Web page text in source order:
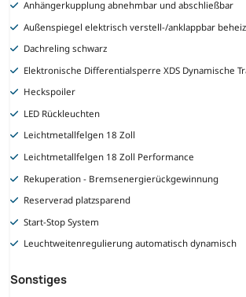
Anhängerkupplung abnehmbar und abschließbar
Außenspiegel elektrisch verstell-/anklappbar
Dachreling schwarz
Elektronische Differentialsperre XDS Dynamische
Heckspoiler
LED Rückleuchten
Leichtmetallfelgen 18 Zoll
Leichtmetallfelgen 18 Zoll Performance
Rekuperation - Bremsenergierückgewinnung
Reserverad platzsparend
Start-Stop System
Leuchtweitenregulierung automatisch dynamisch
Sonstiges